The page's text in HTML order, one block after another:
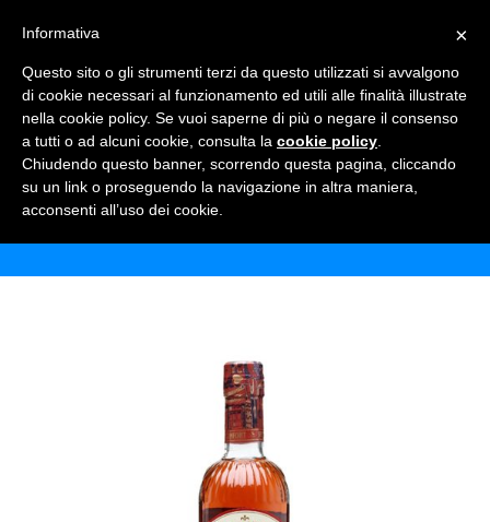
SOUTHERN COMFORT
Home Shop Alcolici
×
Informativa
Questo sito o gli strumenti terzi da questo utilizzati si avvalgono
di cookie necessari al funzionamento ed utili alle finalità illustrate
nella cookie policy. Se vuoi saperne di più o negare il consenso
a tutti o ad alcuni cookie, consulta la cookie policy
Chiudendo questo banner, scorrendo questa pagina, cliccando
su un link o proseguendo la navigazione in altra maniera,
acconsenti all’uso dei cookie.